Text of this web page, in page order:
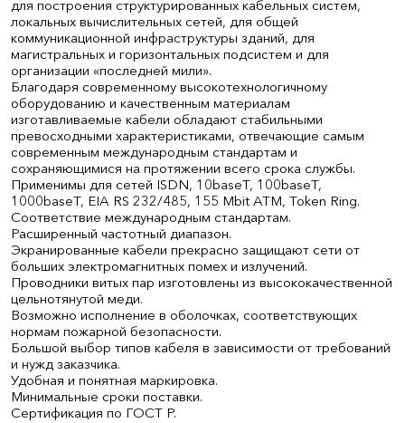
для построения структурированных кабельных систем,
локальных вычислительных сетей, для общей
коммуникационной инфраструктуры зданий, для
магистральных и горизонтальных подсистем и для
организации «последней мили».
Благодаря современному высокотехнологичному
оборудованию и качественным материалам
изготавливаемые кабели обладают стабильными
превосходными характеристиками, отвечающие самым
современным международным стандартам и
сохраняющимися на протяжении всего срока службы.
Применимы для сетей ISDN, 10baseT, 100baseT,
1000baseT, EIA RS 232/485, 155 Mbit ATM, Token Ring.
Соответствие международным стандартам.
Расширенный частотный диапазон.
Экранированные кабели прекрасно защищают сети от
больших электромагнитных помех и излучений.
Проводники витых пар изготовлены из высококачественной
цельнотянутой меди.
Возможно исполнение в оболочках, соответствующих
нормам пожарной безопасности.
Большой выбор типов кабеля в зависимости от требований
и нужд заказчика.
Удобная и понятная маркировка.
Минимальные сроки поставки.
Сертификация по ГОСТ Р.